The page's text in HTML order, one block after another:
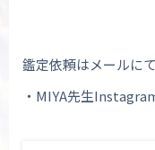
鑑定依頼はメールに
・MIYA先生